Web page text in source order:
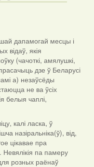
дапамогай месцы і
відаў, якія
(чачоткі, амялушкі,
дзе ў Беларусі
а) незаўсёды
не ва ўсіх
белыя чаплі,
калі ласка, ў
назіральніка(ў), від,
цікавае пра
па памеру
розных раёнаў